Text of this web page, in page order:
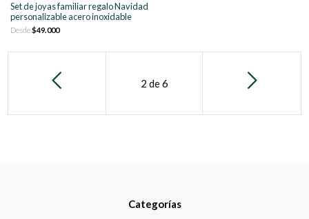
Set de joyas familiar regalo Navidad
personalizable acero inoxidable
Desde$49.000
2 de6
Categorías